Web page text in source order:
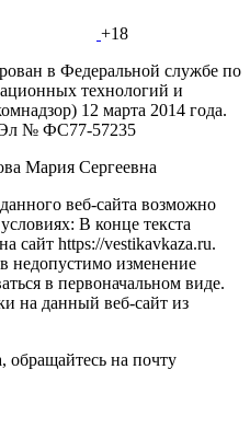
+18
в Федеральной службе по
технологий и
12 марта 2014 года.
Эл № ФС77-57235
Мария Сергеевна
веб-сайта возможно
В конце текста
сайт https://vestikavkaza.ru.
недопустимо изменение
в первоначальном виде.
на данный веб-сайт из
обращайтесь на почту